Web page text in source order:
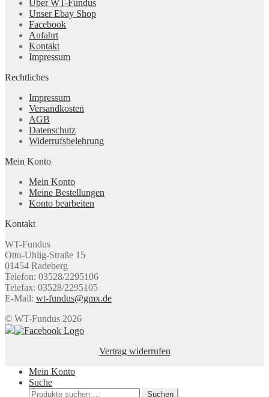
Über WT-Fundus
Unser Ebay Shop
Facebook
Anfahrt
Kontakt
Impressum
Rechtliches
Impressum
Versandkosten
AGB
Datenschutz
Widerrufsbelehrung
Mein Konto
Mein Konto
Meine Bestellungen
Konto bearbeiten
Kontakt
WT-Fundus
Otto-Uhlig-Straße 15
01454 Radeberg
Telefon: 03528/2295106
Telefax: 03528/2295105
E-Mail: wt-fundus@gmx.de
© WT-Fundus 2026
Vertrag widerrufen
Mein Konto
Suche
Suchen
Suchen